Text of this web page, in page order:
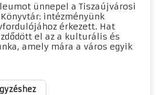
ünnepel a Tiszaújvárosi
intézményünk
érkezett. Hat
el az a kulturális és
amely mára a város egyik